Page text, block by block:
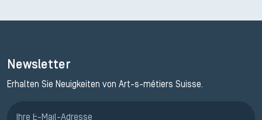
Newsletter
Erhalten Sie Neuigkeiten von Art-s-métiers Suisse.